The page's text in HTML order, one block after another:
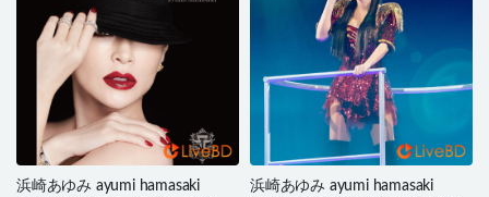
浜崎あゆみ ayumi hamasaki
浜崎あゆみ ayumi hamasaki